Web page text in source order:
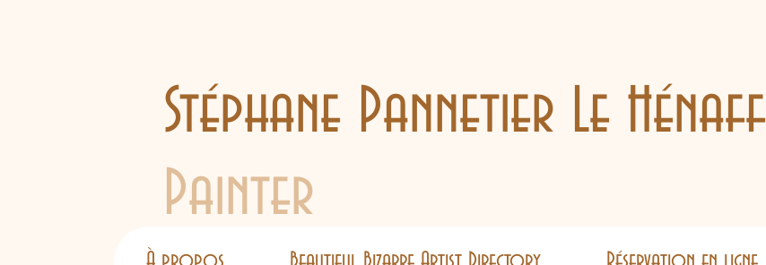
Stéphane Pannetier Le Hénaff
Painter